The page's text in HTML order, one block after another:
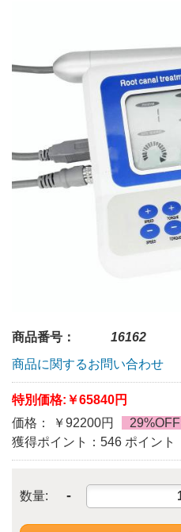
商品番号：
16162
商品に関するお問い合わせ
特別価格: ￥65840円
価格： ￥92200円
29%OFF
獲得ポイント：546 ポイント
数量: -